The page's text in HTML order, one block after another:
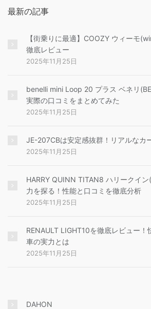
最新の記事
【街乗りに最適】COOZY ウィーモ
徹底レビュー
2025年11月25日
benelli mini Loop 20 プラス ベネリ
実際の口コミをまとめてみた
2025年11月25日
JE-207CBは安定感抜群！リアルなカ
2025年11月25日
HARRY QUINN TITAN8 ハリークイ
力を探る！性能と口コミを徹底分析
2025年11月25日
RENAULT LIGHT10を徹底レビュー！
車の実力とは
2025年11月25日
DAHON